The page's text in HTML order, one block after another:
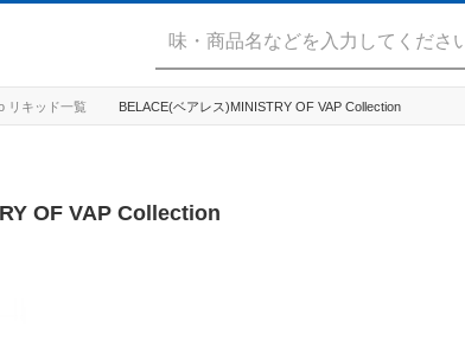
リキッド一覧 BELACE(ベアレス)MINISTRY OF VAP Collection
OF VAP Collection